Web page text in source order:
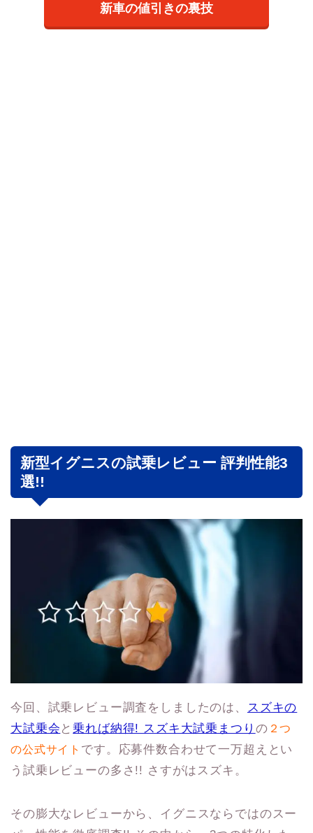
新車の値引きの裏技
新型イグニスの試乗レビュー 評判性能3
選!!
今回、試乗レビュー調査をしましたのは、 スズキの
大試乗会 と乗れば納得! スズキ大試乗まつり の ２つ
の公式サイト です。応募件数合わせて一万超えとい
う試乗レビューの多さ!! さすがはスズキ。
その膨大なレビューから、イグニスならではのスー